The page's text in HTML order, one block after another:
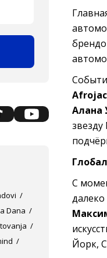
Алана
звезду
С
Йорк,
Dana